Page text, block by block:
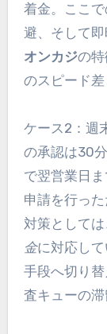
着金。ここ
避、そして即
オンカジの
のスピード差
ケース2：週
の承認は30
で翌営業日
申請を行っ
対策として
金に対応し
手段へ切り
査キューの滞